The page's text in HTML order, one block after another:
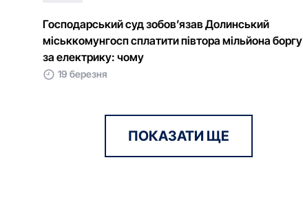
Господарський суд зобов’язав Долинський
міськкомунгосп сплатити півтора мільйона боргу
за електрику: чому
19 березня
ПОКАЗАТИ ЩЕ